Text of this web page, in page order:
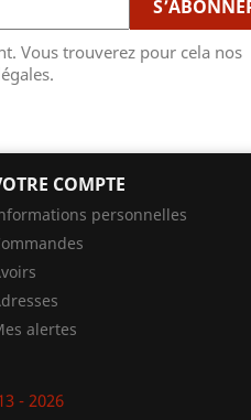
Vous trouverez pour cela nos
COMPTE
personnelles
alertes
- 2026